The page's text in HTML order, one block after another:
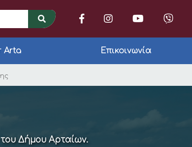
Arta Επικοινωνία
Δήμου
Δήμου Αρταίων.